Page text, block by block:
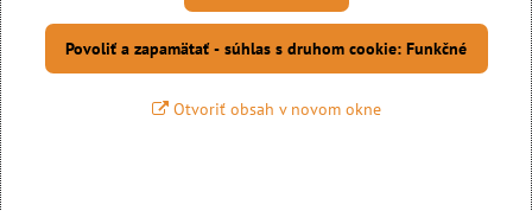
Povoliť a zapamätať - súhlas s druhom cookie: Funkčné
Otvoriť obsah v novom okne